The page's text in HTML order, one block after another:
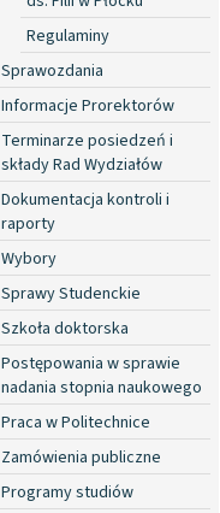
Regulaminy
Sprawozdania
Informacje Prorektorów
Terminarze posiedzeń i
składy Rad Wydziałów
Dokumentacja kontroli i
raporty
Wybory
Sprawy Studenckie
Szkoła doktorska
Postępowania w sprawie
nadania stopnia naukowego
Praca w Politechnice
Zamówienia publiczne
Programy studiów